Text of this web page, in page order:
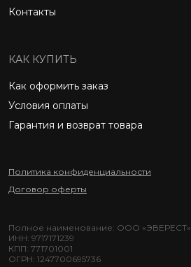
Контакты
КАК КУПИТЬ
Как оформить заказ
Условия оплаты
Гарантия и возврат товара
Политика конфиденциальности
Договор оферты
Полное наименование: ООО «ЭВЕРЕСТ»
ИНН: 9717171239
КПП: 771701001
ОГРН: 1247700695736